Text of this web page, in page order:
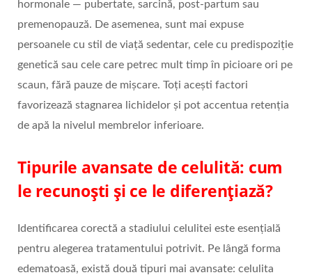
hormonale — pubertate, sarcină, post‑partum sau
premenopauză. De asemenea, sunt mai expuse
persoanele cu stil de viață sedentar, cele cu predispoziție
genetică sau cele care petrec mult timp în picioare ori pe
scaun, fără pauze de mișcare. Toți acești factori
favorizează stagnarea lichidelor și pot accentua retenția
de apă la nivelul membrelor inferioare.
Tipurile avansate de celulită: cum
le recunoști și ce le diferențiază?
Identificarea corectă a stadiului celulitei este esențială
pentru alegerea tratamentului potrivit. Pe lângă forma
edematoasă, există două tipuri mai avansate: celulita